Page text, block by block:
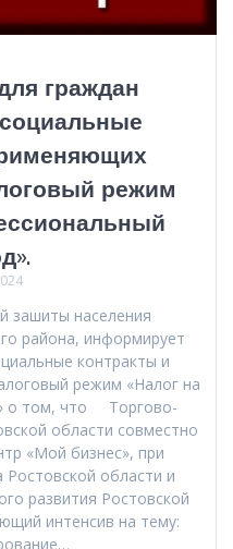
граждан
режим
зашиты населения
района, информирует
контракты и
режим «Налог на
о том, что Торгово-
области совместно
«Мой бизнес», при
области и
развития Ростовской
интенсив на тему: